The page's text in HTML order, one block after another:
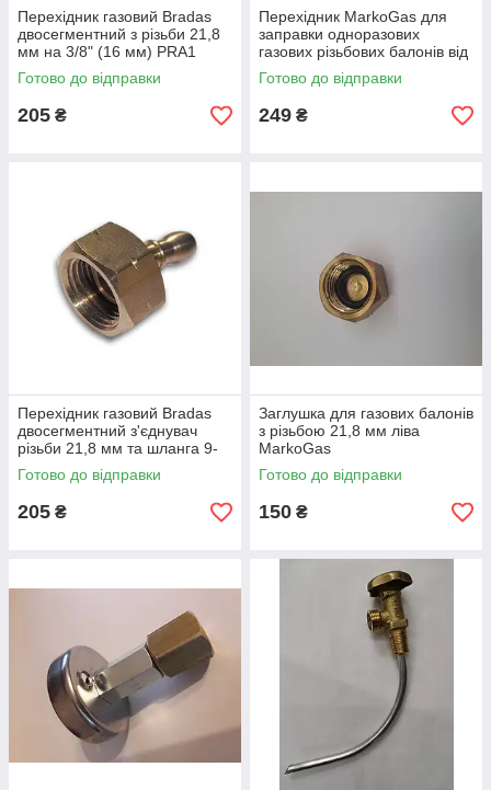
Перехідник газовий Bradas
двосегментний з різьби 21,8
мм на 3/8" (16 мм) PRA1
Готово до відправки
205 ₴
Перехідник MarkoGas для
заправки одноразових
газових різьбових балонів від
балонів з різьбою 21,8 мм
Готово до відправки
249 ₴
Перехідник газовий Bradas
двосегментний з'єднувач
різьби 21,8 мм та шланга 9-
10 мм PRA7
Готово до відправки
205 ₴
Заглушка для газових балонів
з різьбою 21,8 мм ліва
MarkoGas
Готово до відправки
150 ₴